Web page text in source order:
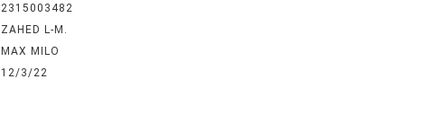
2315003482
ZAHED L-M.
MAX MILO
12/3/22